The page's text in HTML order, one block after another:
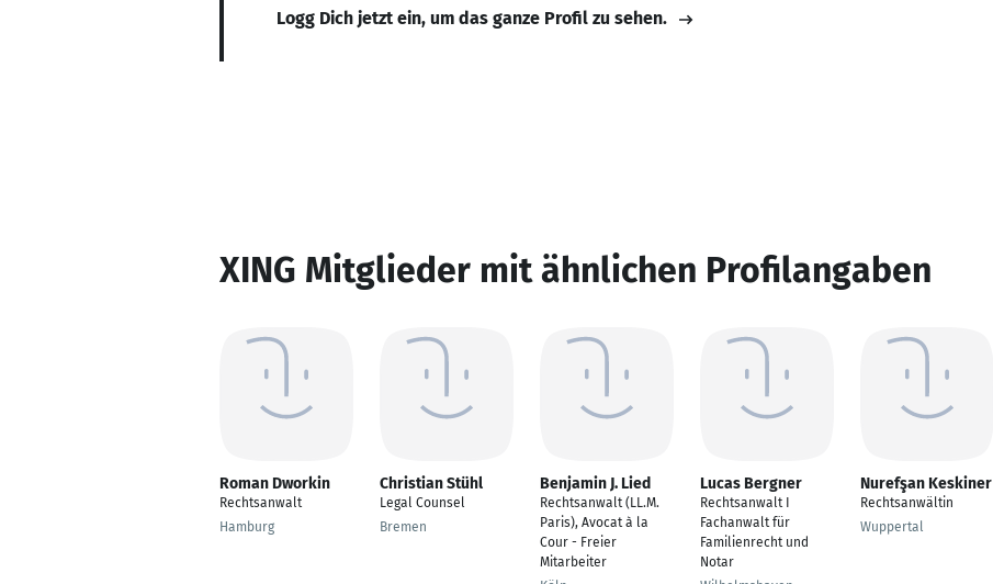
Logg Dich jetzt ein, um das ganze Profil zu sehen.
XING Mitglieder mit ähnlichen Profilangaben
Roman Dworkin
Rechtsanwalt
Hamburg
Christian Stühl
Legal Counsel
Bremen
Benjamin J. Lied
Rechtsanwalt (LL.M.
Paris), Avocat à la
Cour - Freier
Mitarbeiter
Lucas Bergner
Rechtsanwalt I
Fachanwalt für
Familienrecht und
Notar
Nurefşan Keskiner
Rechtsanwältin
Wuppertal